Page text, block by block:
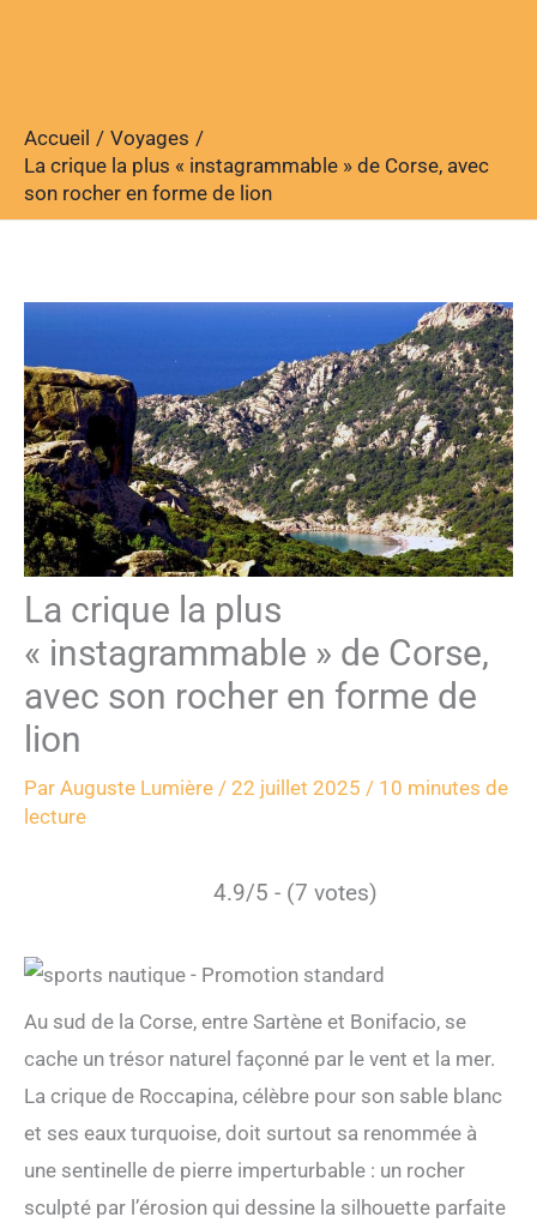
Accueil
Voyages
La crique la plus « instagrammable » de Corse, avec
son rocher en forme de lion
La crique la plus
« instagrammable » de Corse,
avec son rocher en forme de
lion
Par Auguste Lumière / 22 juillet 2025 / 10 minutes de
lecture
4.9/5 - (7 votes)
Au sud de la Corse, entre Sartène et Bonifacio, se
cache un trésor naturel façonné par le vent et la mer.
La crique de Roccapina, célèbre pour son sable blanc
et ses eaux turquoise, doit surtout sa renommée à
une sentinelle de pierre imperturbable : un rocher
sculpté par l’érosion qui dessine la silhouette parfaite